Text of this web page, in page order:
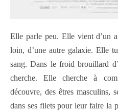
Elle parle peu. Elle vient d’un
loin, d’une autre galaxie. Elle
sang. Dans le froid brouillard
cherche. Elle cherche à
découvre, des êtres masculins,
dans ses filets pour leur faire la